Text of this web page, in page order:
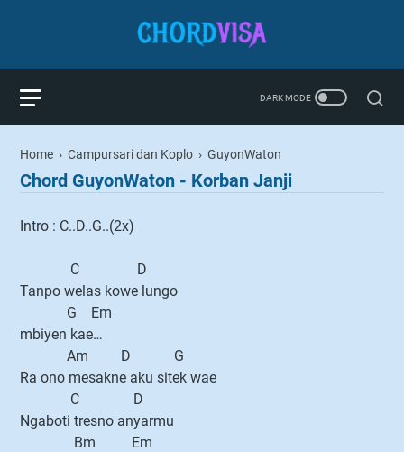
Home › Campursari dan Koplo › GuyonWaton
Chord GuyonWaton - Korban Janji
Intro : C..D..G..(2x)
C D
Tanpo welas kowe lungo
G Em
mbiyen kae…
Am D G
Ra ono mesakne aku sitek wae
C D
Ngaboti tresno anyarmu
Bm Em